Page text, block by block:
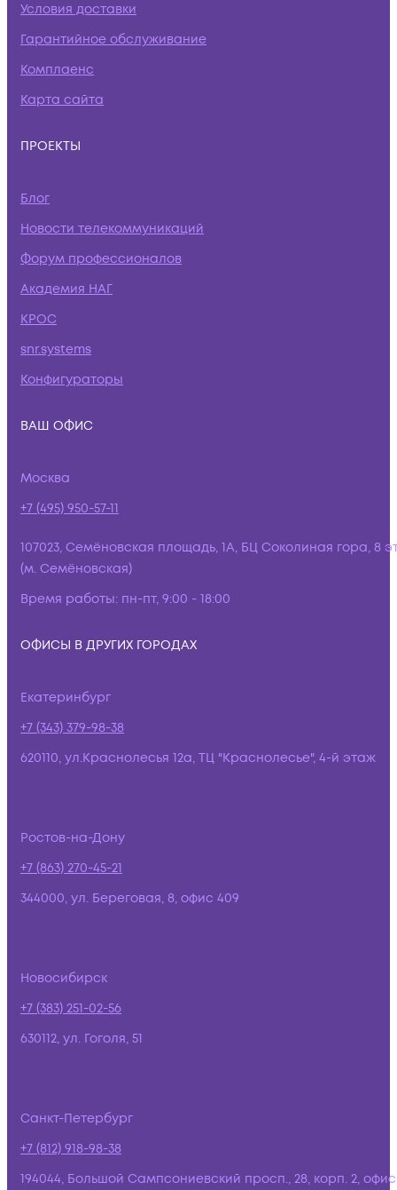
Условия доставки
Гарантийное обслуживание
Комплаенс
Карта сайта
ПРОЕКТЫ
Блог
Новости телекоммуникаций
Форум профессионалов
Академия НАГ
КРОС
snr.systems
Конфигураторы
ВАШ ОФИС
Москва
+7 (495) 950-57-11
107023, Семёновская площадь, 1А, БЦ Соколиная гора, 8
(м. Семёновская)
Время работы: пн-пт, 9:00 - 18:00
ОФИСЫ В ДРУГИХ ГОРОДАХ
Екатеринбург
+7 (343) 379-98-38
620110, ул.Краснолесья 12а, ТЦ "Краснолесье", 4-й этаж
Ростов-на-Дону
+7 (863) 270-45-21
344000, ул. Береговая, 8, офис 409
Новосибирск
+7 (383) 251-02-56
630112, ул. Гоголя, 51
Санкт-Петербург
+7 (812) 918-98-38
194044, Большой Сампсониевский просп., 28, корп. 2,